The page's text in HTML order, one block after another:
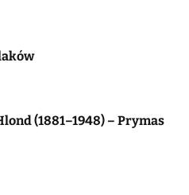
(1881–1948) – Prymas